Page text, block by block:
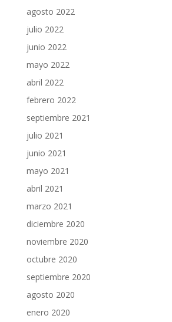
agosto 2022
julio 2022
junio 2022
mayo 2022
abril 2022
febrero 2022
septiembre 2021
julio 2021
junio 2021
mayo 2021
abril 2021
marzo 2021
diciembre 2020
noviembre 2020
octubre 2020
septiembre 2020
agosto 2020
enero 2020